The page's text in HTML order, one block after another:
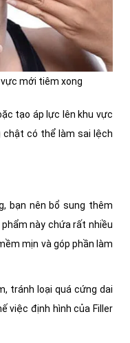
mới tiêm xong
tạo áp lực lên khu vực
chật có thể làm sai lệch
bạn nên bổ sung thêm
này chứa rất nhiều
mịn và góp phần làm
tránh loại quá cứng dai
việc định hình của Filler